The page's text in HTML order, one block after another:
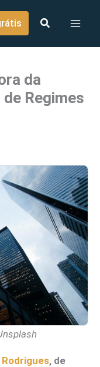
da
Regimes
Rodrigues, de